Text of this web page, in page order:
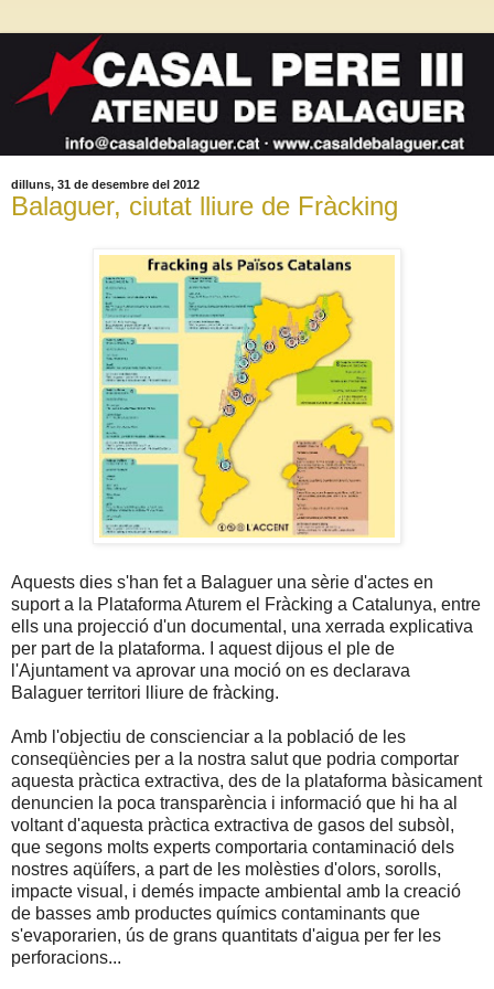
dilluns, 31 de desembre del 2012
Balaguer, ciutat lliure de Fràcking
Aquests dies s'han fet a Balaguer una sèrie d'actes en
suport a la Plataforma Aturem el Fràcking a Catalunya, entre
ells una projecció d'un documental, una xerrada explicativa
per part de la plataforma. I aquest dijous el ple de
l'Ajuntament va aprovar una moció on es declarava
Balaguer territori lliure de fràcking.
Amb l'objectiu de conscienciar a la població de les
conseqüències per a la nostra salut que podria comportar
aquesta pràctica extractiva, des de la plataforma bàsicament
denuncien la poca transparència i informació que hi ha al
voltant d'aquesta pràctica extractiva de gasos del subsòl,
que segons molts experts comportaria contaminació dels
nostres aqüífers, a part de les molèsties d'olors, sorolls,
impacte visual, i demés impacte ambiental amb la creació
de basses amb productes químics contaminants que
s'evaporarien, ús de grans quantitats d'aigua per fer les
perforacions...